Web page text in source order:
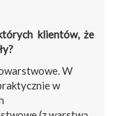
klientów, że
W
w